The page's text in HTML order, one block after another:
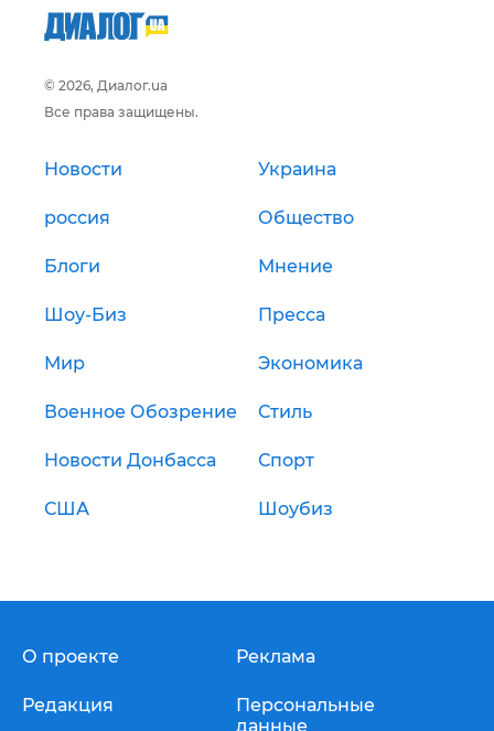
© 2026, Диалог.ua
Все права защищены.
Новости Украина
россия Общество
Блоги Мнение
Шоу-Биз Пресса
Мир Экономика
Военное Обозрение Стиль
Новости Донбасса Спорт
США Шоубиз
О проекте
Редакция
Реклама
Персональные
данные